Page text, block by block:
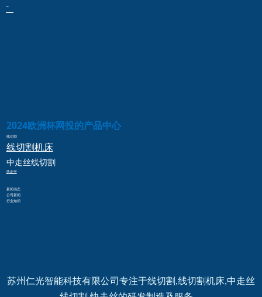
2024欧洲杯网投的产品中心
线切割
线切割机床
中走丝线切割
快走丝
新闻动态
公司新闻
行业知识
苏州仁光智能科技有限公司专注于线切割,线切割机床,中走丝